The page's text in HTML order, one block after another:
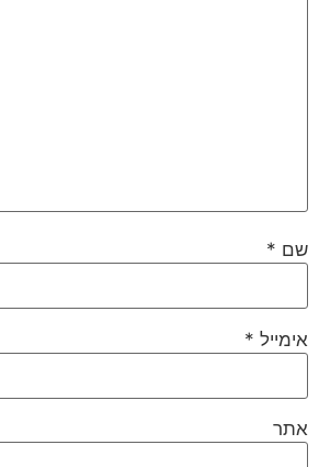
שם *
אימייל *
אתר